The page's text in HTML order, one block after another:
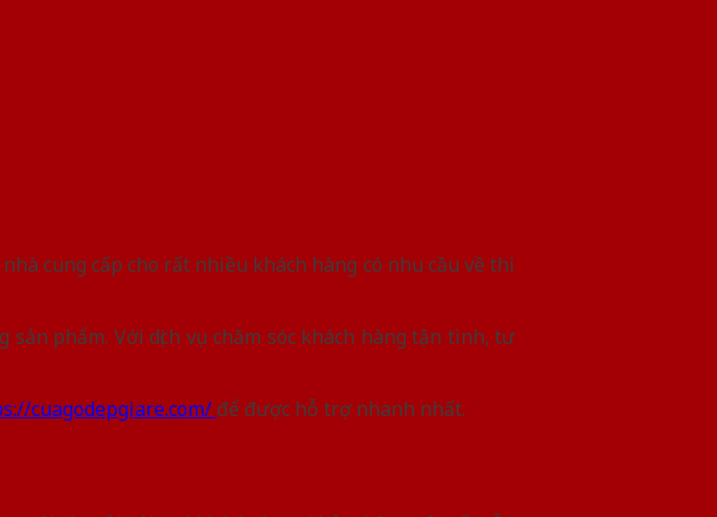
cung cấp cho rất nhiều khách hàng có nhu cầu về thi
phẩm. Với dịch vụ chăm sóc khách hàng tận tình, tư
cuagodepgiare.com/ để được hỗ trợ nhanh nhất.